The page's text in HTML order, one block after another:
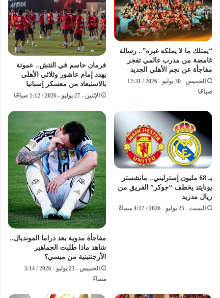
“يمتلك ما لا يملكه غيره”.. رسالة
غامضة من مدرب عالمي تفجر
مفاجأة عن نجم الأهلي الجديد
الخميس - 30 يوليو - 2026 / 12:31
صباحًا
فرمان حاسم في التتش.. عموتة
يهدد إمام عاشور وثلاثي الأهلي
بالاستبعاد من معسكر إسبانيا
الإثنين - 27 يوليو - 2026 / 1:12 صباحًا
بـ 68 مليون إسترليني.. مانشستر
يونايتد يخطف “جوكر” الفريق من
ريال مدريد
السبت - 25 يوليو - 2026 / 4:17 مساءً
مفاجأة مدوية بعد دراما المونديال..
شاهد ماذا طلبت الجماهير
الأرجنتينية من ميسي؟
الخميس - 23 يوليو - 2026 / 3:14
مساءً